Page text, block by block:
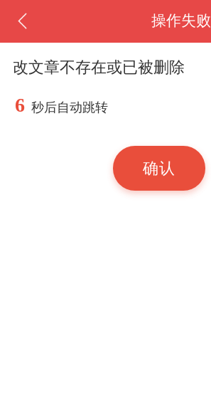
操作失败
改文章不存在或已被删除
6 秒后自动跳转
确认